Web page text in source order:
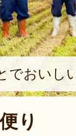
でおいし
り